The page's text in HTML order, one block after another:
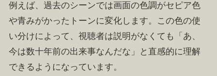
例えば、過去のシーンでは画面の色調がセピア色
や青みがかったトーンに変化します。この色の使
い分けによって、視聴者は説明がなくても「あ、
今は数十年前の出来事なんだな」と直感的に理解
できるようになっています。